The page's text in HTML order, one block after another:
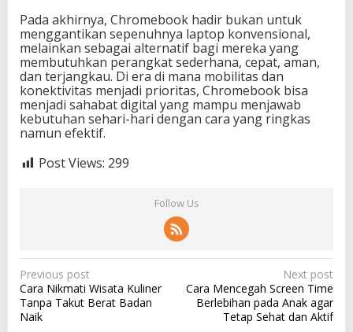
Pada akhirnya, Chromebook hadir bukan untuk
menggantikan sepenuhnya laptop konvensional,
melainkan sebagai alternatif bagi mereka yang
membutuhkan perangkat sederhana, cepat, aman,
dan terjangkau. Di era di mana mobilitas dan
konektivitas menjadi prioritas, Chromebook bisa
menjadi sahabat digital yang mampu menjawab
kebutuhan sehari-hari dengan cara yang ringkas
namun efektif.
Post Views: 299
Follow Us
P
o
s
Previous post
Cara Nikmati Wisata Kuliner
Tanpa Takut Berat Badan
Naik
Next post
Cara Mencegah Screen Time
Berlebihan pada Anak agar
Tetap Sehat dan Aktif